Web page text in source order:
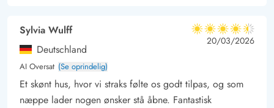
Sylvia Wulff
Deutschland
AI Oversat (Se oprindelig)
4.5 ud af 5
4.5 ud af 5
4.5 out of 5
20/03/2026
Et skønt hus, hvor vi straks følte os godt tilpas, og som
næppe lader nogen ønsker stå åbne. Fantastisk